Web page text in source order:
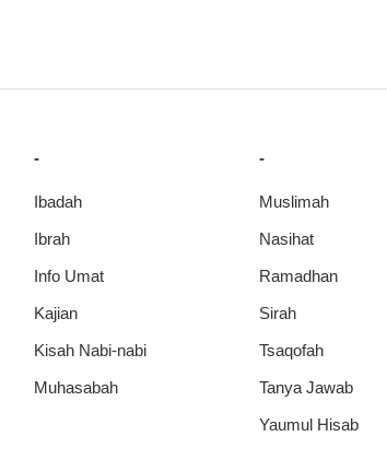
-
Ibadah
Ibrah
Info Umat
Kajian
Kisah Nabi-nabi
Muhasabah
-
Muslimah
Nasihat
Ramadhan
Sirah
Tsaqofah
Tanya Jawab
Yaumul Hisab